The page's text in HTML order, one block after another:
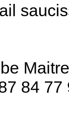
Maitre
84 77